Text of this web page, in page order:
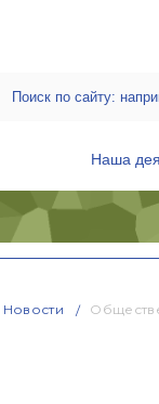
Наша
Новости